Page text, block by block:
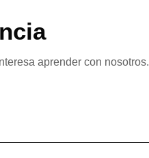
aprender con nosotros.